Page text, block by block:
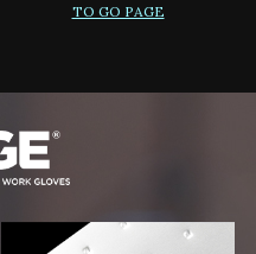
TO GO PAGE